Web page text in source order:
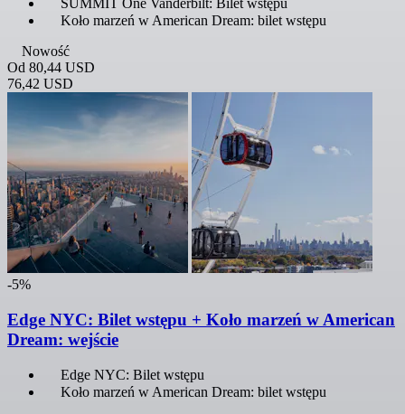
SUMMIT One Vanderbilt: Bilet wstępu
Koło marzeń w American Dream: bilet wstępu
Nowość
Od 80,44 USD
76,42 USD
-5%
Edge NYC: Bilet wstępu + Koło marzeń w American
Dream: wejście
Edge NYC: Bilet wstępu
Koło marzeń w American Dream: bilet wstępu